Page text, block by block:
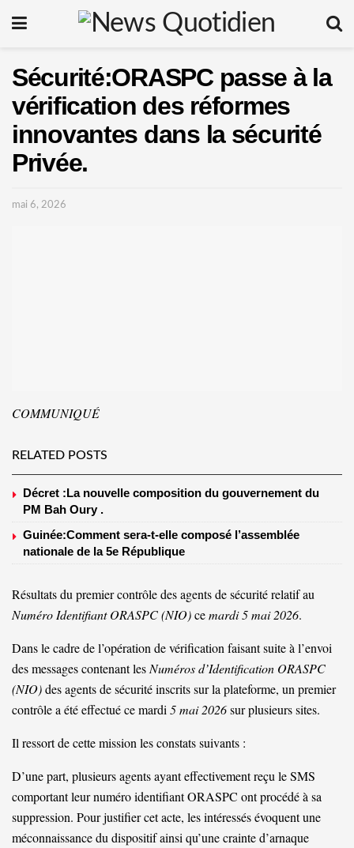
Sécurité:ORASPC passe à la
vérification des réformes
innovantes dans la sécurité
Privée.
mai 6, 2026
COMMUNIQUÉ
RELATED POSTS
Décret :La nouvelle composition du gouvernement du
PM Bah Oury .
Guinée:Comment sera-t-elle composé l’assemblée
nationale de la 5e République
Résultats du premier contrôle des agents de sécurité relatif au
Numéro Identifiant ORASPC (NIO)cemardi 5 mai 2026.
Dans le cadre de l’opération de vérification faisant suite à l’envoi
des messages contenant les Numéros d’Identification ORASPC
(NIO)des agents de sécurité inscrits sur la plateforme, un premier
contrôle a été effectué ce mardi 5 mai 2026sur plusieurs sites.
Il ressort de cette mission les constats suivants :
D’une part, plusieurs agents ayant effectivement reçu le SMS
comportant leur numéro identifiant ORASPC ont procédé à sa
suppression. Pour justifier cet acte, les intéressés évoquent une
méconnaissance du dispositif ainsi qu’une crainte d’arnaque